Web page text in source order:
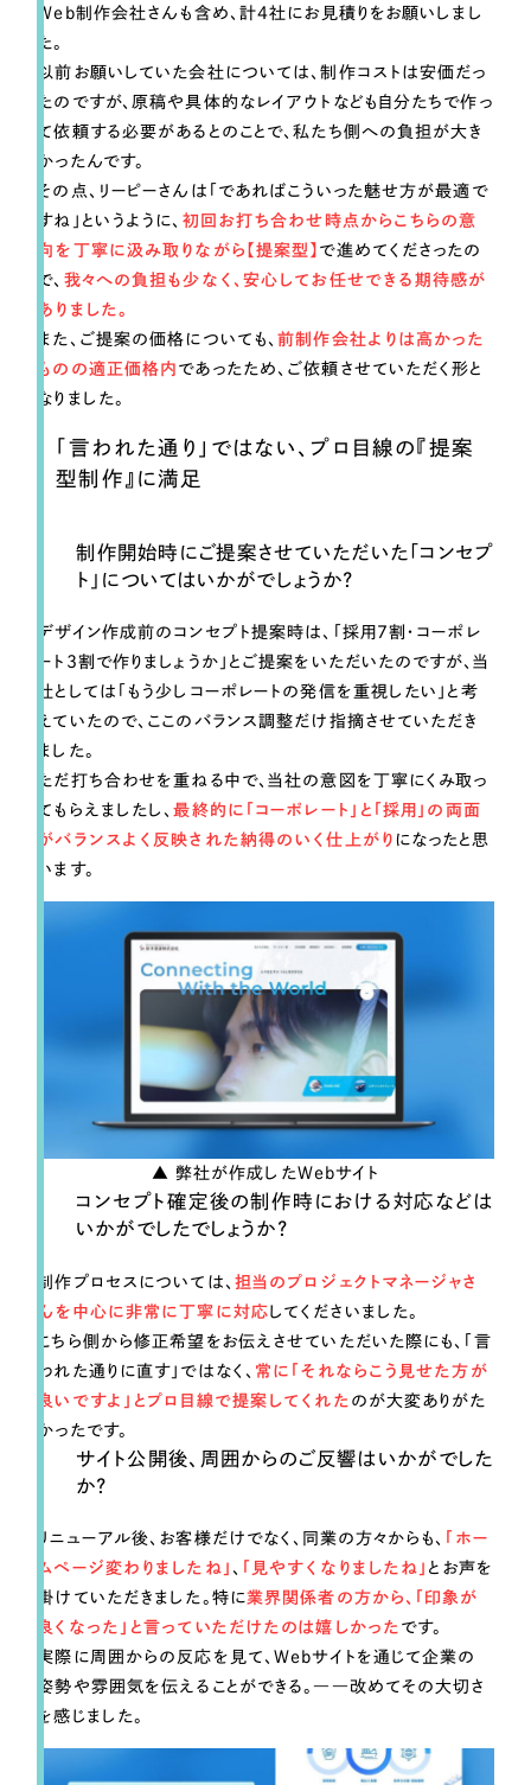
Web制作会社さんも含め、計4社にお見積りをお願いしまし
た。
以前お願いしていた会社については、制作コストは安価だっ
たのですが、原稿や具体的なレイアウトなども自分たちで作っ
て依頼する必要があるとのことで、私たち側への負担が大き
かったんです。
その点、リーピーさんは「であればこういった魅せ方が最適で
すね」というように、 初回お打ち合わせ時点からこちらの意
向を丁寧に汲み取りながら【提案型】 で進めてくださったの
で、 我々への負担も少なく、安心してお任せできる期待感が
ありました。
また、ご提案の価格についても、前制作会社よりは高かった
ものの適正価格内 であったため、ご依頼させていただく形と
なりました。
「言われた通り」ではない、プロ目線の『提案
型制作』に満足
制作開始時にご提案させていただいた「コンセプ
ト」についてはいかがでしょうか？
デザイン作成前のコンセプト提案時は、「採用7割・コーポレ
ート3割で作りましょうか」とご提案をいただいたのですが、当
社としては「もう少しコーポレートの発信を重視したい」と考
えていたので、ここのバランス調整だけ指摘させていただき
ました。
ただ打ち合わせを重ねる中で、当社の意図を丁寧にくみ取っ
てもらえましたし、最終的に「コーポレート」と「採用」の両面
がバランスよく反映された納得のいく仕上がり になったと思
います。
▲ 弊社が作成したWebサイト
コンセプト確定後の制作時における対応などは
いかがでしたでしょうか？
制作プロセスについては、 担当のプロジェクトマネージャさ
んを中心に非常に丁寧に対応してくださいました。
こちら側から修正希望をお伝えさせていただいた際にも、「言
われた通りに直す」ではなく、 常に「それならこう見せた方が
良いですよ」とプロ目線で提案してくれた のが大変ありがた
かったです。
サイト公開後、周囲からのご反響はいかがでした
か？
リニューアル後、お客様だけでなく、同業の方々からも、 「ホー
ムページ変わりましたね」 、 「見やすくなりましたね」 とお声を
掛けていただきました。特に業界関係者の方から、「印象が
良くなった」と言っていただけたのは嬉しかった です。
実際に周囲からの反応を見て、Webサイトを通じて企業の
姿勢や雰囲気を伝えることができる。――改めてその大切さ
を感じました。